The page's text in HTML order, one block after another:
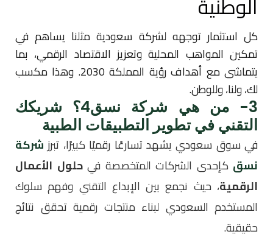
كل استثمار توجهه لشركة سعودية مثلنا يساهم في
تمكين المواهب المحلية وتعزيز الاقتصاد الرقمي، بما
يتماشى مع أهداف رؤية المملكة 2030. وهذا مكسب
لك، ولنا، وللوطن.
3- من هي شركة نسق4؟ شريكك
التقني في تطوير التطبيقات الطبية
في سوق سعودي يشهد تسارعًا رقميًا كبيرًا، تبرز شركة
نسق كإحدى الشركات المتخصصة فيحلول الأعمال
الرقمية، حيث نجمع بين الإبداع التقني وفهم سلوك
المستخدم السعودي لبناء منتجات رقمية تحقق نتائج
حقيقية.